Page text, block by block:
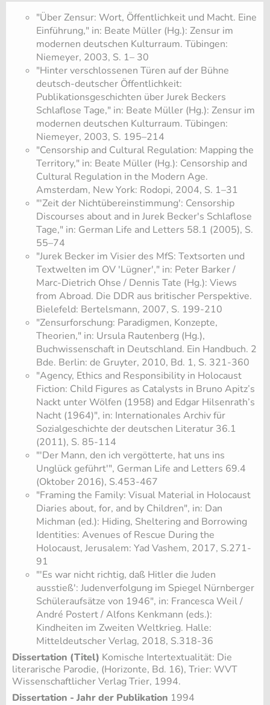
"Über Zensur: Wort, Öffentlichkeit und Macht. Eine
Einführung," in: Beate Müller (Hg.): Zensur im
modernen deutschen Kulturraum. Tübingen:
Niemeyer, 2003, S. 1– 30
"Hinter verschlossenen Türen auf der Bühne
deutsch-deutscher Öffentlichkeit:
Publikationsgeschichten über Jurek Beckers
Schlaflose Tage," in: Beate Müller (Hg.): Zensur im
modernen deutschen Kulturraum. Tübingen:
Niemeyer, 2003, S. 195–214
"Censorship and Cultural Regulation: Mapping the
Territory," in: Beate Müller (Hg.): Censorship and
Cultural Regulation in the Modern Age.
Amsterdam, New York: Rodopi, 2004, S. 1–31
"'Zeit der Nichtübereinstimmung': Censorship
Discourses about and in Jurek Becker's Schlaflose
Tage," in: German Life and Letters 58.1 (2005), S.
55–74
"Jurek Becker im Visier des MfS: Textsorten und
Textwelten im OV 'Lügner'," in: Peter Barker /
Marc-Dietrich Ohse / Dennis Tate (Hg.): Views
from Abroad. Die DDR aus britischer Perspektive.
Bielefeld: Bertelsmann, 2007, S. 199-210
"Zensurforschung: Paradigmen, Konzepte,
Theorien," in: Ursula Rautenberg (Hg.),
Buchwissenschaft in Deutschland. Ein Handbuch. 2
Bde. Berlin: de Gruyter, 2010, Bd. 1, S. 321-360
"Agency, Ethics and Responsibility in Holocaust
Fiction: Child Figures as Catalysts in Bruno Apitz’s
Nackt unter Wölfen (1958) and Edgar Hilsenrath’s
Nacht (1964)", in: Internationales Archiv für
Sozialgeschichte der deutschen Literatur 36.1
(2011), S. 85-114
"'Der Mann, den ich vergötterte, hat uns ins
Unglück geführt'", German Life and Letters 69.4
(Oktober 2016), S.453-467
"Framing the Family: Visual Material in Holocaust
Diaries about, for, and by Children", in: Dan
Michman (ed.): Hiding, Sheltering and Borrowing
Identities: Avenues of Rescue During the
Holocaust, Jerusalem: Yad Vashem, 2017, S.271-
91
"'Es war nicht richtig, daß Hitler die Juden
ausstieß': Judenverfolgung im Spiegel Nürnberger
Schüleraufsätze von 1946", in: Francesca Weil /
André Postert / Alfons Kenkmann (eds.):
Kindheiten im Zweiten Weltkrieg. Halle:
Mitteldeutscher Verlag, 2018, S.318-36
Dissertation (Titel) Komische Intertextualität: Die
literarische Parodie, (Horizonte, Bd. 16), Trier: WVT
Wissenschaftlicher Verlag Trier, 1994.
Dissertation - Jahr der Publikation 1994